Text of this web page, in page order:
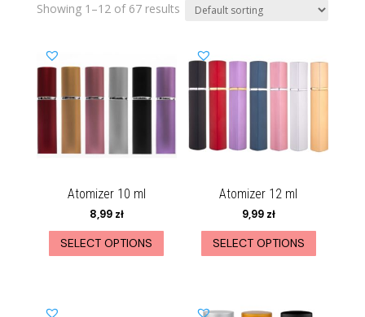
Showing 1–12 of 67 results
Atomizer 10 ml
8,99 zł
SELECT OPTIONS
Atomizer 12 ml
9,99 zł
SELECT OPTIONS